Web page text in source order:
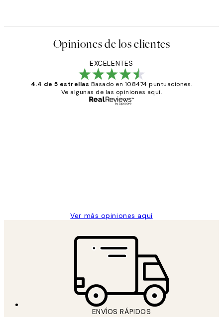
Opiniones de los clientes
EXCELENTES
4.4 de 5 estrellas Basado en 108474 puntuaciones.
Ve algunas de las opiniones aquí.
Ver más opiniones aquí
ENVÍOS RÁPIDOS